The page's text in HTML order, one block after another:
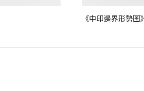
《中印邊界形勢圖》